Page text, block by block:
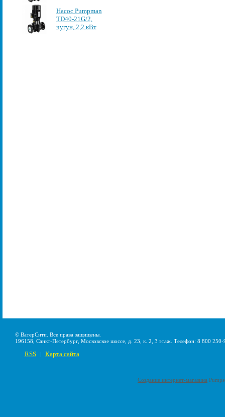
Насос Pumpman
TD40-21G/2,
чугун, 2,2 кВт
© ВатерСити. Все права защищены.
196158, Санкт-Петербург, Московское шоссе, д. 23, к. 2, 3 этаж. Телефон: 8 800
RSS Карта сайта
Создание интернет-магазина